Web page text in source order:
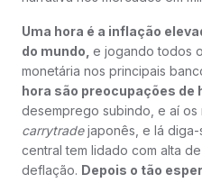
Uma hora é a inflação
do mundo, e jogando todos
monetária nos principais
hora são preocupações de
desemprego subindo, e aí
carrytradejaponês, e lá
central tem lidado com alta
deflação. Depois o tão